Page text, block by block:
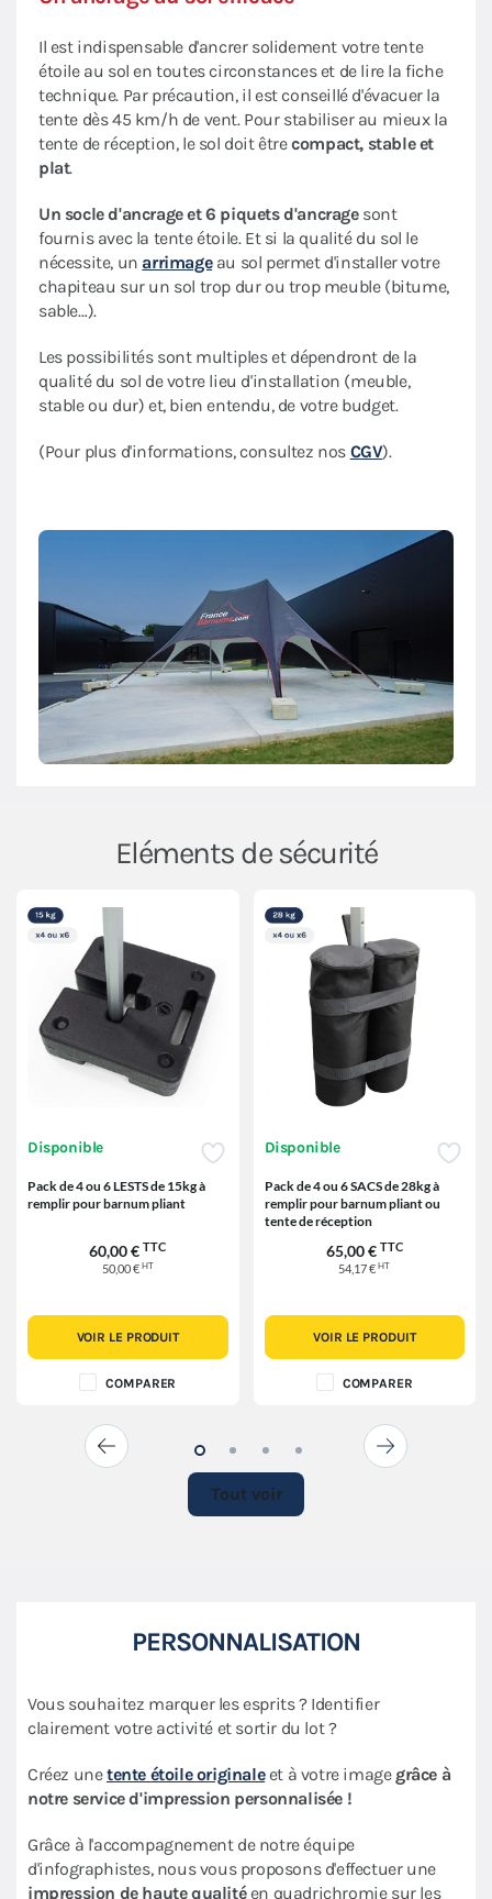
Il est indispensable d'ancrer solidement votre tente
étoile au sol en toutes circonstances et de lire la fiche
technique. Par précaution, il est conseillé d'évacuer la
tente dès 45 km/h de vent. Pour stabiliser au mieux la
tente de réception, le sol doit êtrecompact, stable et
plat.
Un socle d'ancrage et 6 piquets d'ancragesont
fournis avec la tente étoile. Et si la qualité du sol le
nécessite, un arrimageau sol permet d'installer votre
chapiteau sur un sol trop dur ou trop meuble (bitume,
sable…).
Les possibilités sont multiples et dépendront de la
qualité du sol de votre lieu d'installation (meuble,
stable ou dur) et, bien entendu, de votre budget.
(Pour plus d'informations, consultez nos CGV).
Eléments de sécurité
Disponible
Pack de 4 ou 6 LESTS de 15kg à
remplir pour barnum pliant
60,00 € TTC
50,00 € HT
VOIR LE PRODUIT
COMPARER
Disponible
Pack de 4 ou 6 SACS de 28kg à
remplir pour barnum pliant ou
tente de réception
65,00 € TTC
54,17 €HT
VOIR LE PRODUIT
COMPARER
Tout voir
PERSONNALISATION
Vous souhaitez marquer les esprits ? Identifier
clairement votre activité et sortir du lot ?
Créez unetente étoile originaleet à votre imagegrâce à
notre service d'impression personnalisée !
Grâce à l'accompagnement de notre équipe
d'infographistes, nous vous proposons d'effectuer une
impression de haute qualitéen quadrichromie sur les